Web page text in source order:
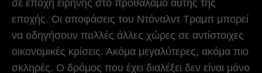
σε εποχή ειρήνης στο προθάλαμο αυτής της
εποχής. Οι αποφάσεις του Ντόναλντ Τραμπ μπορεί
να οδηγήσουν πολλές άλλες χώρες σε αντίστοιχες
οικονομικές κρίσεις. Ακόμα μεγαλύτερες, ακόμα πιο
σκληρές. Ο δρόμος που έχει διαλέξει δεν είναι μόνο